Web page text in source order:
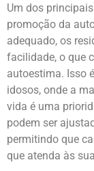
Um dos
promoção da
adequado, os
facilidade, o que
autoestima. Isso
idosos, onde a
vida é uma
podem ser
permitindo que
que atenda às